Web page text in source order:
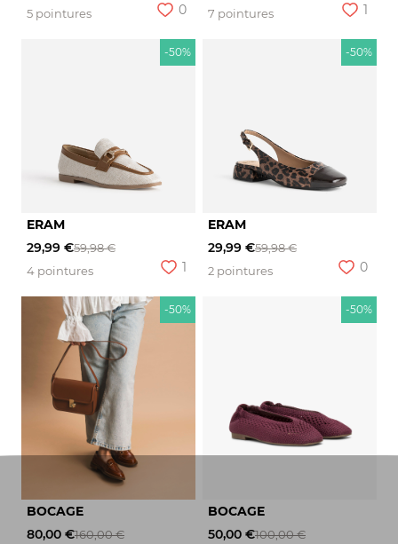
5 pointures
0
7 pointures
1
-50%
ERAM
29,99 €59,98 €
4 pointures
1
-50%
ERAM
29,99 €59,98 €
2 pointures
0
-50%
BOCAGE
80,00 €160,00 €
-50%
BOCAGE
50,00 €100,00 €